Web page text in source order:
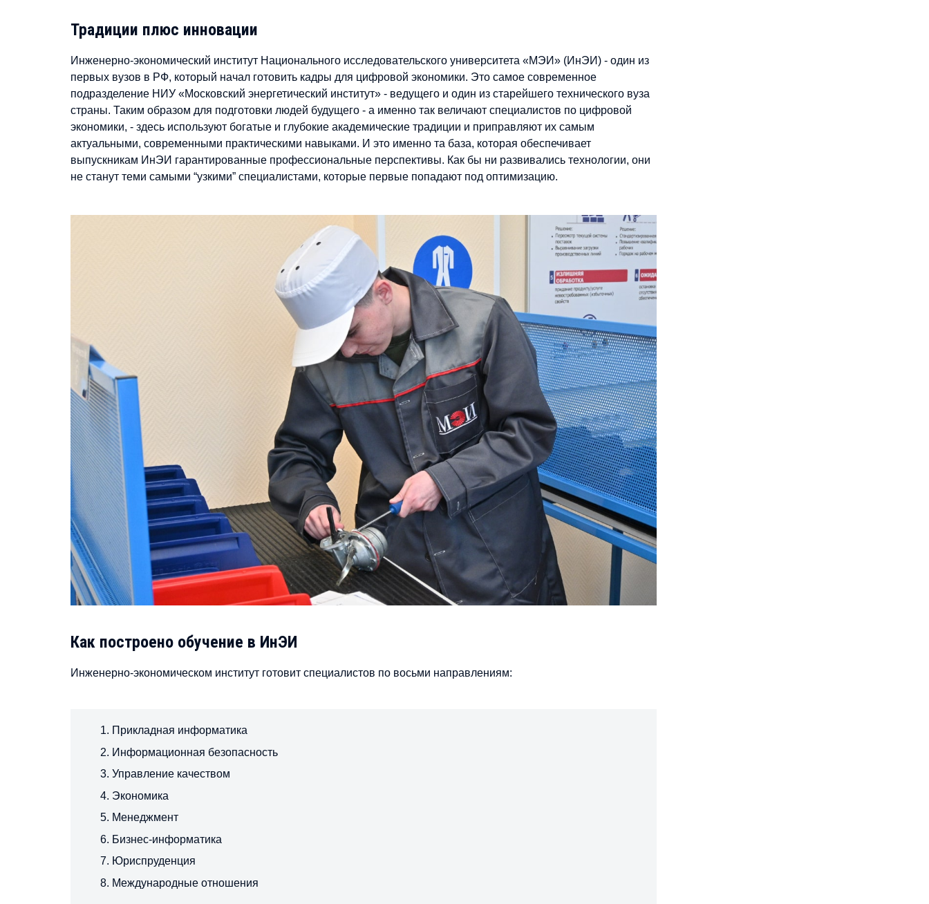
Традиции плюс инновации
Инженерно-экономический институт Национального исследовательского университета «МЭИ» (ИнЭИ) - один из
первых вузов в РФ, который начал готовить кадры для цифровой экономики. Это самое современное
подразделение НИУ «Московский энергетический институт» - ведущего и один из старейшего технического вуза
страны. Таким образом для подготовки людей будущего - а именно так величают специалистов по цифровой
экономики, - здесь используют богатые и глубокие академические традиции и приправляют их самым
актуальными, современными практическими навыками. И это именно та база, которая обеспечивает
выпускникам ИнЭИ гарантированные профессиональные перспективы. Как бы ни развивались технологии, они
не станут теми самыми “узкими” специалистами, которые первые попадают под оптимизацию.
Как построено обучение в ИнЭИ
Инженерно-экономическом институт готовит специалистов по восьми направлениям:
Прикладная информатика
Информационная безопасность
Управление качеством
Экономика
Менеджмент
Бизнес-информатика
Юриспруденция
Международные отношения